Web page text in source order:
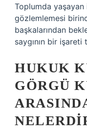
Toplumda yaşayan
gözlemlemesi
başkalarından
saygının bir
HUKUK
GÖRGÜ